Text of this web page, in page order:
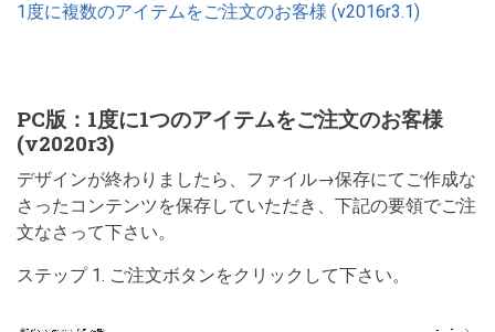
1度に複数のアイテムをご注文のお客様 (v2016r3.1)
PC版：1度に1つのアイテムをご注文のお客様
(v2020r3)
デザインが終わりましたら、ファイル→保存にてご作成な
さったコンテンツを保存していただき、下記の要領でご注
文なさって下さい。
ステップ 1. ご注文ボタンをクリックして下さい。